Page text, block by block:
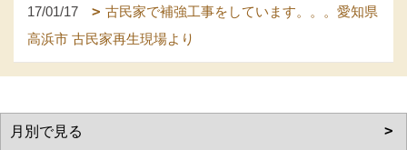
17/01/17
古民家で補強工事をしています。。。愛知県
高浜市 古民家再生現場より